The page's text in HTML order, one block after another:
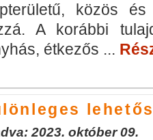
közös
A korábbi
étkezős ...
2023. október 09.